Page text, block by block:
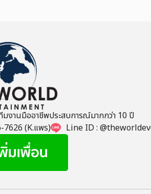
งานมืออาชีพประสบการณ์มากกว่า 10 ปี
7626 (K.แพร) Line ID :